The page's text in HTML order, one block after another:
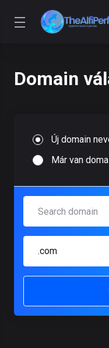
Domain
Új domain
Már van
.com